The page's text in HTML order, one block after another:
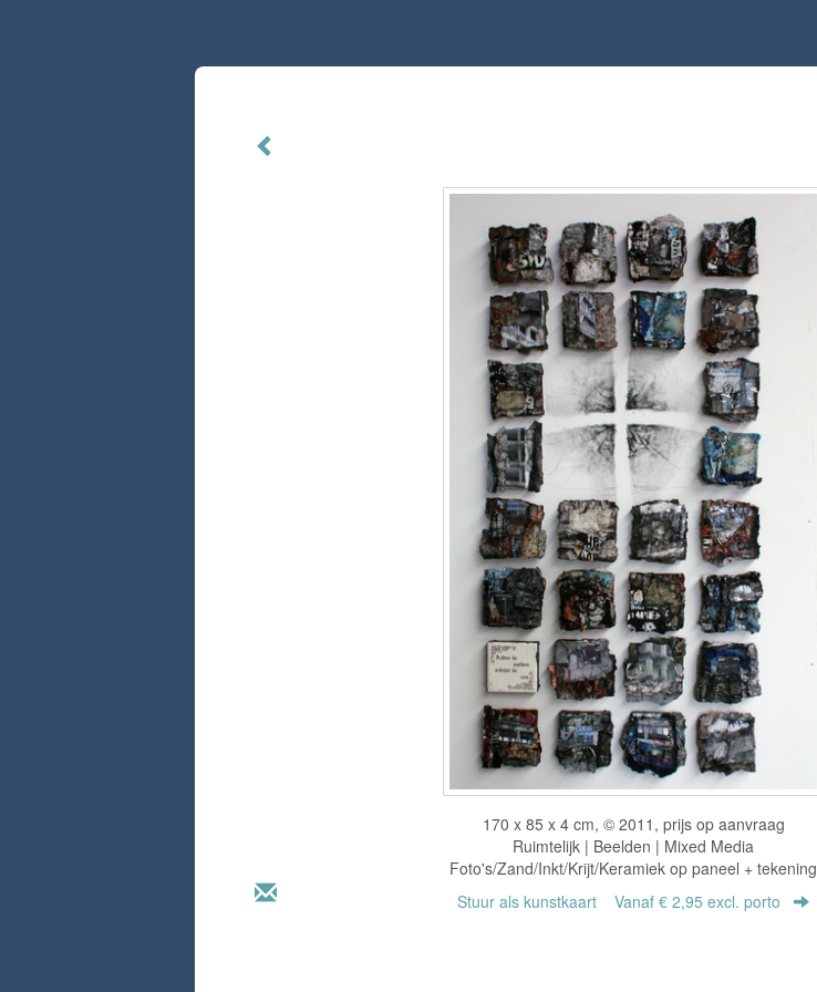
170 x 85 x 4 cm, © 2011, prijs op aanvraag
Ruimtelijk | Beelden | Mixed Media
Foto's/Zand/Inkt/Krijt/Keramiek op paneel + tekening
Stuur als kunstkaart Vanaf € 2,95 excl. porto